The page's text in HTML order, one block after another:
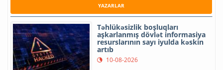
YAZARLAR
Təhlükəsizlik boşluqları
aşkarlanmış dövlət informasiya
resurslarının sayı iyulda kəskin
artıb
10-08-2026